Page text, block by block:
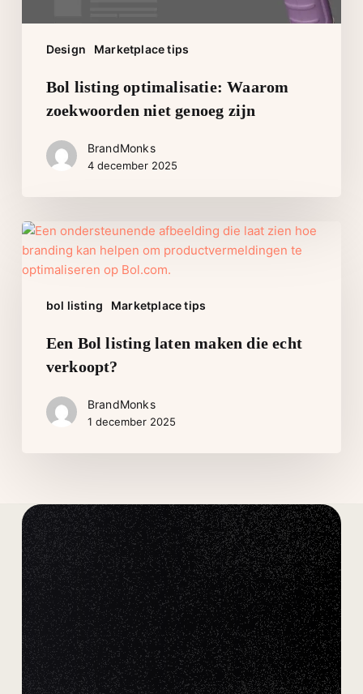
Design Marketplace tips
Bol listing optimalisatie: Waarom
zoekwoorden niet genoeg zijn
BrandMonks
4 december 2025
bol listing Marketplace tips
Een
Bol
listing
maken
verkoopt?
Een Bol listing laten maken die echt
verkoopt?
BrandMonks
1 december 2025